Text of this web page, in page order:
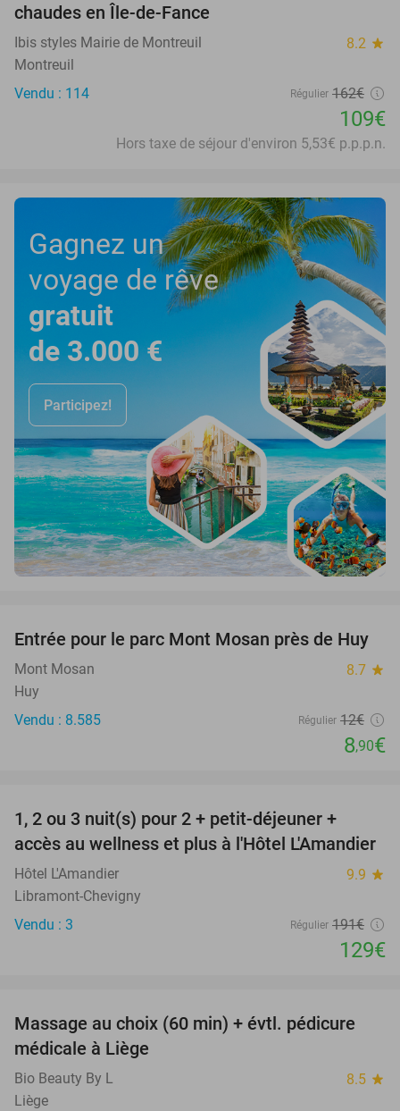
chaudes en Île-de-Fance
Ibis styles Mairie de Montreuil 8.2 star
Montreuil
Vendu : 114
Régulier 162€
109€
Hors taxe de séjour d'environ 5,53€ p.p.p.n.
Gagnez un
voyage de rêve
gratuit
de 3.000 €
Participez!
26%
Entrée pour le parc Mont Mosan près de Huy
Mont Mosan 8.7 star
Huy
Vendu : 8.585
Régulier 12€
8,90€
TODAY
1, 2 ou 3 nuit(s) pour 2 + petit-déjeuner +
accès au wellness et plus à l'Hôtel L'Amandier
Hôtel L'Amandier 9.9 star
Libramont-Chevigny
Vendu : 3
Régulier 191€
129€
56%
Massage au choix (60 min) + évtl. pédicure
médicale à Liège
Bio Beauty By L 8.5 star
Liège